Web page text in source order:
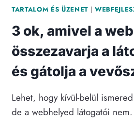
TARTALOM ÉS ÜZENET|
3 ok, amivel a
összezavarja a
és gátolja a
Lehet, hogy kívül-belül
de a webhelyed látogatói